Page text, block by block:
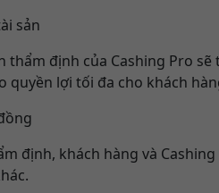
sản
thẩm định của Cashing Pro
quyền lợi tối đa cho khách
định, khách hàng và